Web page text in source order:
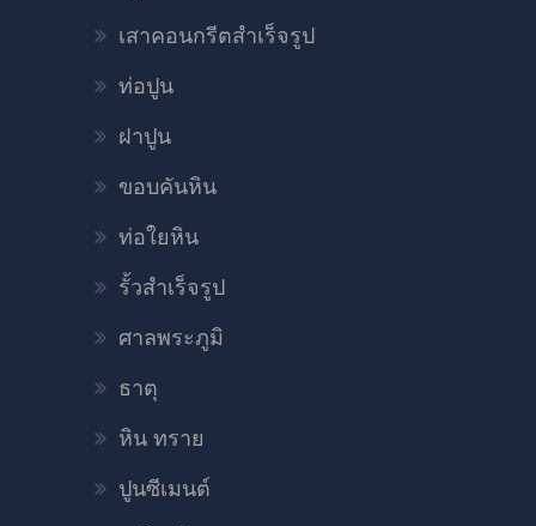
เสาคอนกรีตสำเร็จรูป
ท่อปูน
ฝาปูน
ขอบคันหิน
ท่อใยหิน
รั้วสำเร็จรูป
ศาลพระภูมิ
ธาตุ
หิน ทราย
ปูนซีเมนต์